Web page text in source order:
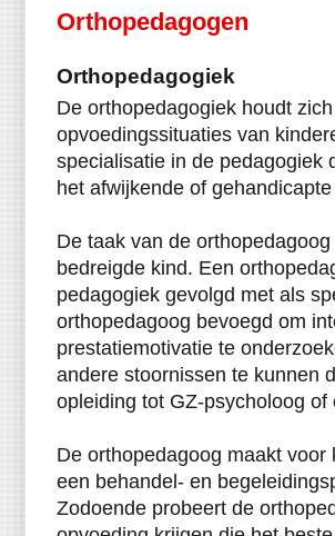
Orthopedagogen
Orthopedagogiek
De orthopedagogiek houdt
opvoedingssituaties van
specialisatie in de pedagogiek
het afwijkende of
De taak van de
bedreigde kind. Een
pedagogiek gevolgd met als
orthopedagoog bevoegd om
prestatiemotivatie te
andere stoornissen te kunnen
opleiding tot GZ-psycholoog
De orthopedagoog maakt
een behandel- en
Zodoende probeert de